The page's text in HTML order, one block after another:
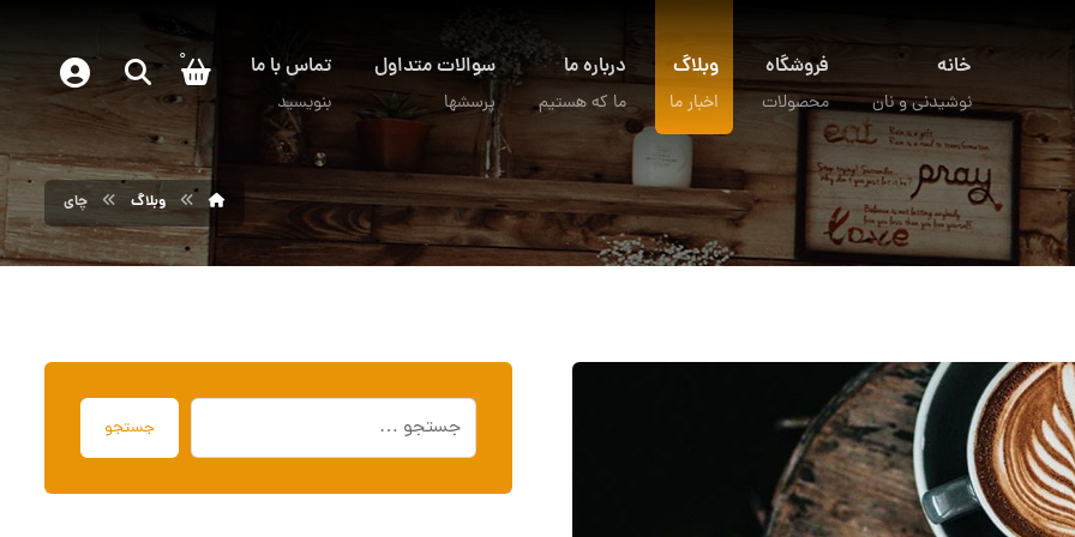
0 خانه
نوشیدنی و نان
فروشگاه
محصولات
وبلاگ
اخبار ما
درباره ما
ما که هستیم
سوالات متداول
پرسشها
تماس با ما
بنویسید
وبلاگ چای
جستجو